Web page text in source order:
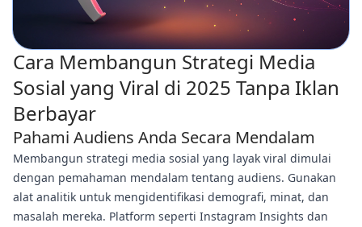
Cara Membangun Strategi Media
Sosial yang Viral di 2025 Tanpa Iklan
Berbayar
Pahami Audiens Anda Secara Mendalam
Membangun strategi media sosial yang layak viral dimulai
dengan pemahaman mendalam tentang audiens. Gunakan
alat analitik untuk mengidentifikasi demografi, minat, dan
masalah mereka. Platform seperti Instagram Insights dan